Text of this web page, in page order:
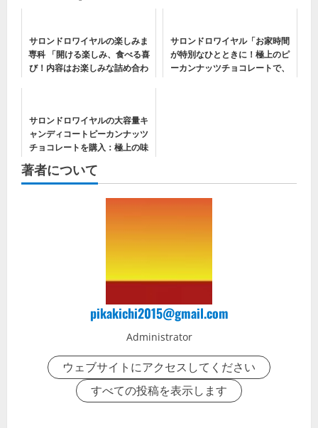
サロンドロワイヤルの楽しみま
専科 「開ける楽しみ、食べる喜
び！内容はお楽しみな詰め合わ
サロンドロワイヤル「お家時間
が特別なひとときに！極上のピ
ーカンナッツチョコレートで、
サロンドロワイヤルの大容量キ
ャンディコートピーカンナッツ
チョコレートを購入：極上の味
著者について
pikakichi2015@gmail.com
Administrator
ウェブサイトにアクセスしてください
すべての投稿を表示します